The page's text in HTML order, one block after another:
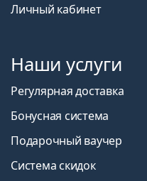
Личный кабинет
Наши услуги
Регулярная доставка
Бонусная система
Подарочный ваучер
Система скидок